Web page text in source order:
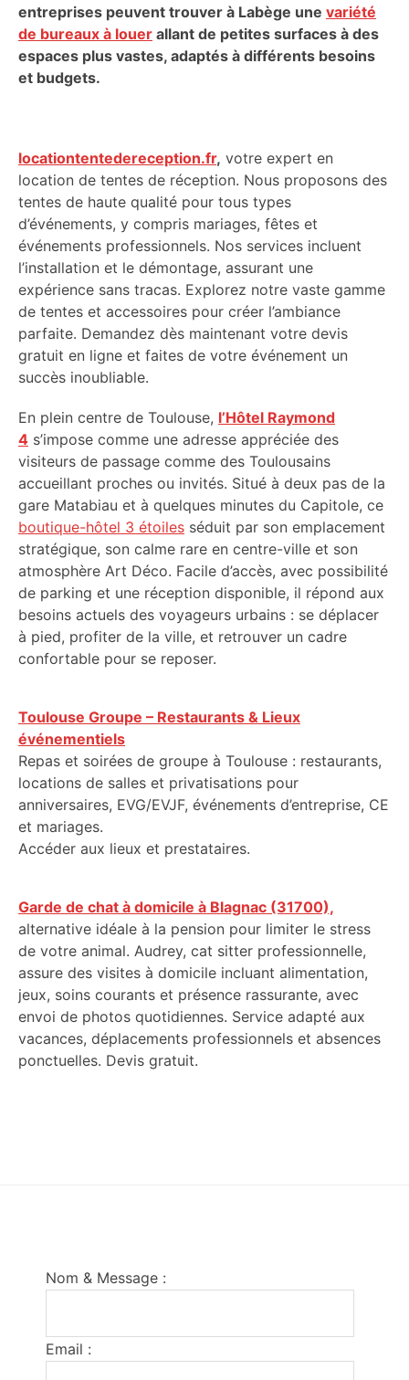
entreprises peuvent trouver à Labège une variété
de bureaux à louer allant de petites surfaces à des
espaces plus vastes, adaptés à différents besoins
et budgets.
locationtentedereception.fr, votre expert en
location de tentes de réception. Nous proposons des
tentes de haute qualité pour tous types
d’événements, y compris mariages, fêtes et
événements professionnels. Nos services incluent
l’installation et le démontage, assurant une
expérience sans tracas. Explorez notre vaste gamme
de tentes et accessoires pour créer l’ambiance
parfaite. Demandez dès maintenant votre devis
gratuit en ligne et faites de votre événement un
succès inoubliable.
En plein centre de Toulouse, l’Hôtel Raymond
4 s’impose comme une adresse appréciée des
visiteurs de passage comme des Toulousains
accueillant proches ou invités. Situé à deux pas de la
gare Matabiau et à quelques minutes du Capitole, ce
boutique-hôtel 3 étoiles séduit par son emplacement
stratégique, son calme rare en centre-ville et son
atmosphère Art Déco. Facile d’accès, avec possibilité
de parking et une réception disponible, il répond aux
besoins actuels des voyageurs urbains : se déplacer
à pied, profiter de la ville, et retrouver un cadre
confortable pour se reposer.
Toulouse Groupe – Restaurants & Lieux
événementiels
Repas et soirées de groupe à Toulouse : restaurants,
locations de salles et privatisations pour
anniversaires, EVG/EVJF, événements d’entreprise, CE
et mariages.
Accéder aux lieux et prestataires.
Garde de chat à domicile à Blagnac (31700),
alternative idéale à la pension pour limiter le stress
de votre animal. Audrey, cat sitter professionnelle,
assure des visites à domicile incluant alimentation,
jeux, soins courants et présence rassurante, avec
envoi de photos quotidiennes. Service adapté aux
vacances, déplacements professionnels et absences
ponctuelles. Devis gratuit.
Nom & Message :
Email :